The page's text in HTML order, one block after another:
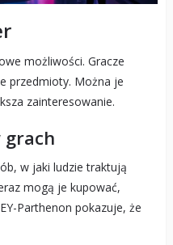
możliwości. Gracze
przedmioty. Można je
zainteresowanie.
grach
w jaki ludzie traktują
mogą je kupować,
Parthenon pokazuje, że